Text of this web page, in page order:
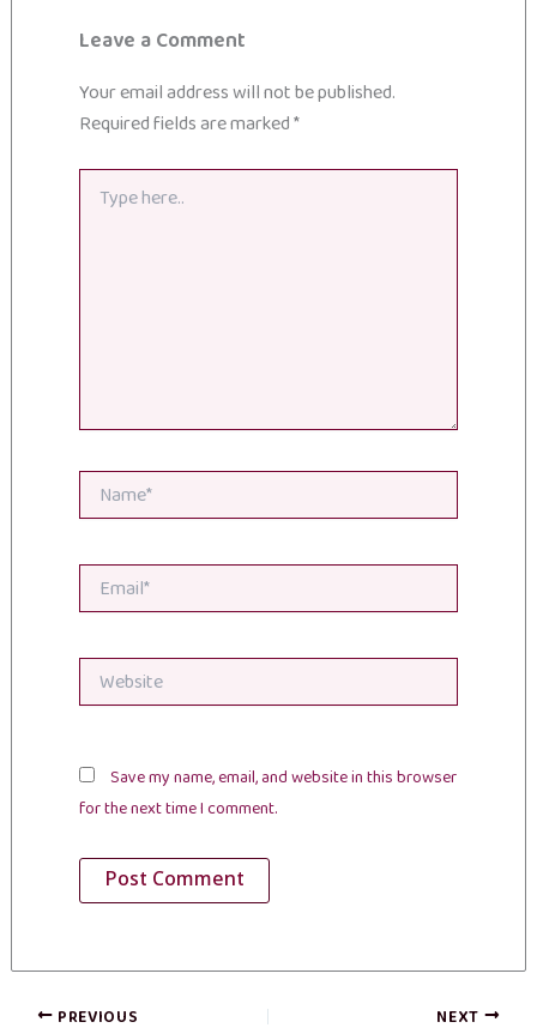
Leave a Comment
Your email address will not be published.
Required fields are marked*
here..
Website
Save my name, email, and website in this browser
for the next time I comment.
PREVIOUS NEXT